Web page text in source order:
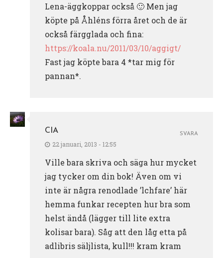
Lena-äggkoppar också 🙂 Men jag
köpte på Åhléns förra året och de är
också färgglada och fina:
https://koala.nu/2011/03/10/aggigt/
Fast jag köpte bara 4 *tar mig för
pannan*.
CIA
22 januari, 2013 - 12:55
Ville bara skriva och säga hur mycket
jag tycker om din bok! Även om vi
inte är några renodlade ’lchfare’ här
hemma funkar recepten hur bra som
helst ändå (lägger till lite extra
kolisar bara). Såg att den låg etta på
adlibris säljlista, kull!!! kram kram
SVARA